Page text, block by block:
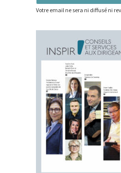
Votre email ne sera ni diffusé ni